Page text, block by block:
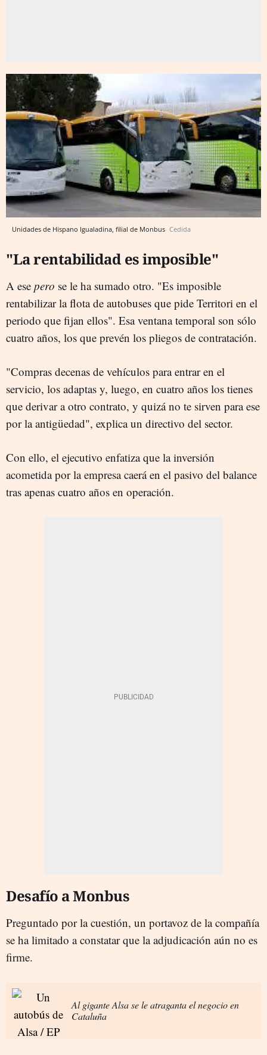
Unidades de Hispano Igualadina, filial de Monbus Cedida
"La rentabilidad es imposible"
A ese pero se le ha sumado otro. "Es imposible
rentabilizar la flota de autobuses que pide Territori en el
periodo que fijan ellos". Esa ventana temporal son sólo
cuatro años, los que prevén los pliegos de contratación.
"Compras decenas de vehículos para entrar en el
servicio, los adaptas y, luego, en cuatro años los tienes
que derivar a otro contrato, y quizá no te sirven para ese
por la antigüedad", explica un directivo del sector.
Con ello, el ejecutivo enfatiza que la inversión
acometida por la empresa caerá en el pasivo del balance
tras apenas cuatro años en operación.
Desafío a Monbus
Preguntado por la cuestión, un portavoz de la compañía
se ha limitado a constatar que la adjudicación aún no es
firme.
Al gigante Alsa se le atraganta el negocio en
Cataluña